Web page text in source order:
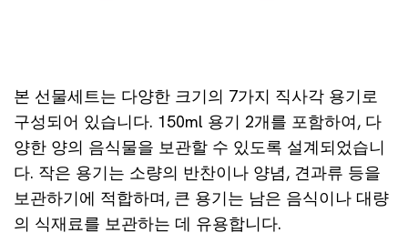
본 선물세트는 다양한 크기의 7가지 직사각 용기로
구성되어 있습니다. 150ml 용기 2개를 포함하여, 다
양한 양의 음식물을 보관할 수 있도록 설계되었습니
다. 작은 용기는 소량의 반찬이나 양념, 견과류 등을
보관하기에 적합하며, 큰 용기는 남은 음식이나 대량
의 식재료를 보관하는 데 유용합니다.